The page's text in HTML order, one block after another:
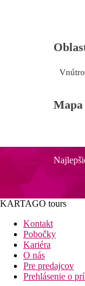
Mapa
KARTAGO tours
Kontakt
Pobočky
Kariéra
O nás
Pre predajcov
Prehlásenie o